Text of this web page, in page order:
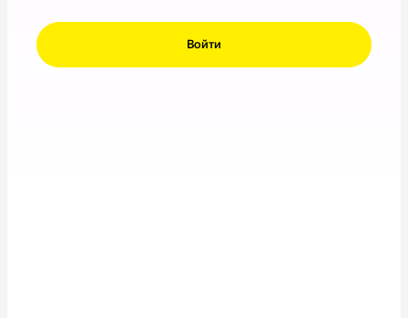
Войти